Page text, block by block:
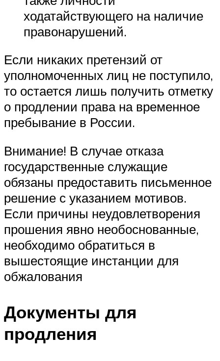
ходатайствующего на наличие
правонарушений.
Если никаких претензий от
уполномоченных лиц не поступило,
то остается лишь получить отметку
о продлении права на временное
пребывание в России.
Внимание! В случае отказа
государственные служащие
обязаны предоставить письменное
решение с указанием мотивов.
Если причины неудовлетворения
прошения явно необоснованные,
необходимо обратиться в
вышестоящие инстанции для
обжалования
Документы для
продления